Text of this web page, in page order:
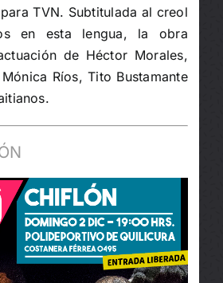
TVN. Subtitulada al creol
en esta lengua, la obra
de Héctor Morales,
Ríos, Tito Bustamante